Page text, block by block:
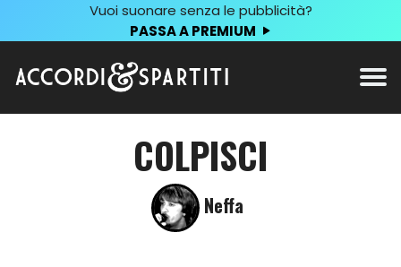
Vuoi suonare senza le pubblicità?
PASSA A PREMIUM
COLPISCI
Neffa